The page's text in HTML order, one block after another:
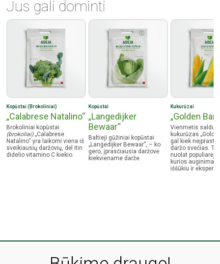
Prekybos centrai „Stilsena“;
Prekybos centrai „Svaita“;
Prekybos centrai „Utenos prekyba“;
Jus gali dominti
Kopūstai (Brokoliniai)
„Calabrese Natalino“
Brokoliniai kopūstai
(brokoliai)„Calabrese
Natalino“ yra laikomi viena iš
sveikiausių daržovių, dėl itin
didelio vitamino C kiekio.
Kopūstai
„Langedijker
Bewaar“
Baltieji gūžiniai kopūstai
„Langedijker Bewaar”, – ko
gero, įprasčiausia daržovė
kiekviename darže.
Kukurūzai
„Golden
Vienmetis
kukurūzas
gal kiek
daržo svečias.
nuolat
kurios auginimas
iššūkiu ir